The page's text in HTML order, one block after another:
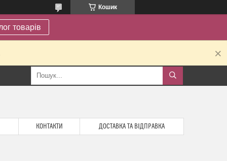
Кошик
товарів
КОНТАКТИ ДОСТАВКА ТА ВІДПРАВКА